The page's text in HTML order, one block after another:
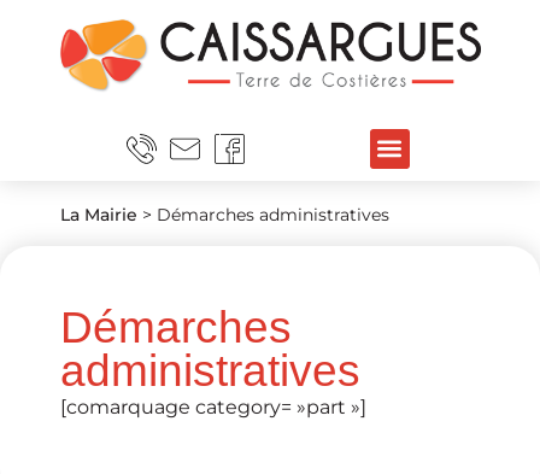
La Mairie > Démarches administratives
Démarches
administratives
[comarquage category= »part »]